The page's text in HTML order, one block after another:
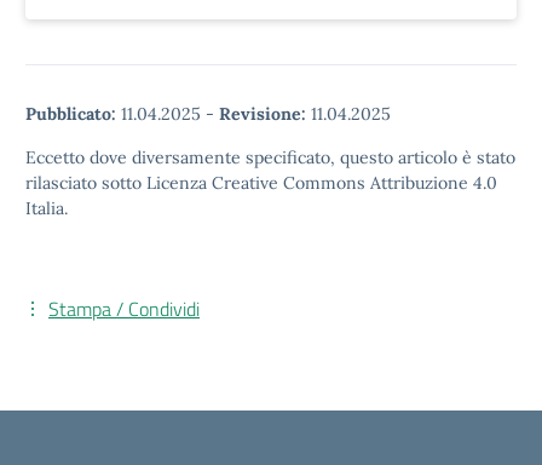
Pubblicato: 11.04.2025 - Revisione: 11.04.2025
Eccetto dove diversamente specificato, questo articolo è stato
rilasciato sotto Licenza Creative Commons Attribuzione 4.0
Italia.
Stampa / Condividi